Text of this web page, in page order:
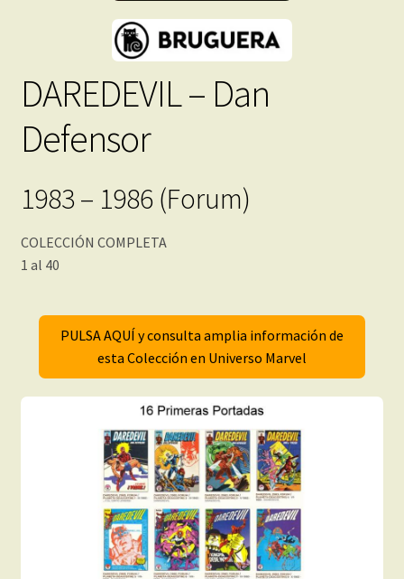
DAREDEVIL – Dan
Defensor
1983 – 1986 (Forum)
COLECCIÓN COMPLETA
1 al 40
PULSA AQUÍ y consulta amplia información de
esta Colección en Universo Marvel